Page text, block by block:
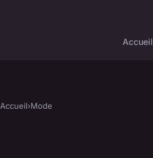
Accueil
Accueil›Mode